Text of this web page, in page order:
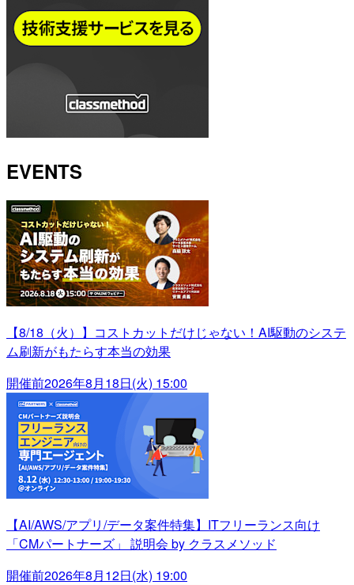
EVENTS
【8/18（火）】コストカットだけじゃない！AI駆動のシステ
ム刷新がもたらす本当の効果
開催前2026年8月18日(火) 15:00
【AI/AWS/アプリ/データ案件特集】ITフリーランス向け
「CMパートナーズ」 説明会 by クラスメソッド
開催前2026年8月12日(水) 19:00